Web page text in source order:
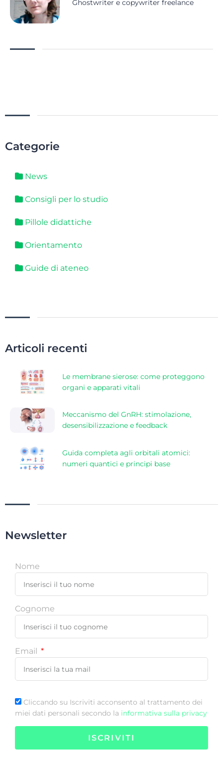
Ghostwriter e copywriter freelance
Categorie
News
Consigli per lo studio
Pillole didattiche
Orientamento
Guide di ateneo
Articoli recenti
Le membrane sierose: come proteggono
organi e apparati vitali
Meccanismo del GnRH: stimolazione,
desensibilizzazione e feedback
Guida completa agli orbitali atomici:
numeri quantici e principi base
Newsletter
Nome
Cognome
Email
Cliccando su Iscriviti acconsento al trattamento dei
miei dati personali secondo la informativa sulla privacy
ISCRIVITI